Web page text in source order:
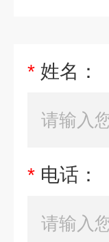
* 姓名：
* 电话：